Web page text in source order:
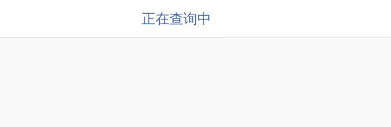
正在查询中